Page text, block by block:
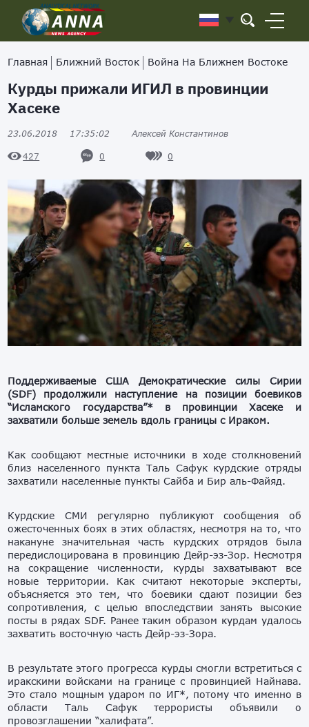
Главная Ближний Восток Война На Ближнем Востоке
Курды прижали ИГИЛ в провинции
Хасеке
23.06.2018 17:35:02 Алексей Константинов
427 0 0
Поддерживаемые США Демократические силы Сирии
(SDF) продолжили наступление на позиции боевиков
“Исламского государства”* в провинции Хасеке и
захватили больше земель вдоль границы с Ираком.
Как сообщают местные источники в ходе столкновений
близ населенного пункта Таль Сафук курдские отряды
захватили населенные пункты Сайба и Бир аль-Файяд.
Курдские СМИ регулярно публикуют сообщения об
ожесточенных боях в этих областях, несмотря на то, что
накануне значительная часть курдских отрядов была
передислоцирована в провинцию Дейр-эз-Зор. Несмотря
на сокращение численности, курды захватывают все
новые территории. Как считают некоторые эксперты,
объясняется это тем, что боевики сдают позиции без
сопротивления, с целью впоследствии занять высокие
посты в рядах SDF. Ранее таким образом курдам удалось
захватить восточную часть Дейр-эз-Зора.
В результате этого прогресса курды смогли встретиться с
иракскими войсками на границе с провинцией Найнава.
Это стало мощным ударом по ИГ*, потому что именно в
области Таль Сафук террористы объявили о
провозглашении “халифата”.